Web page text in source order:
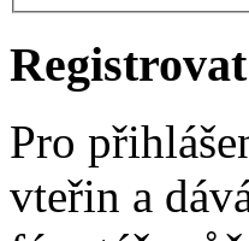
Registrovat
Pro
vteřin a